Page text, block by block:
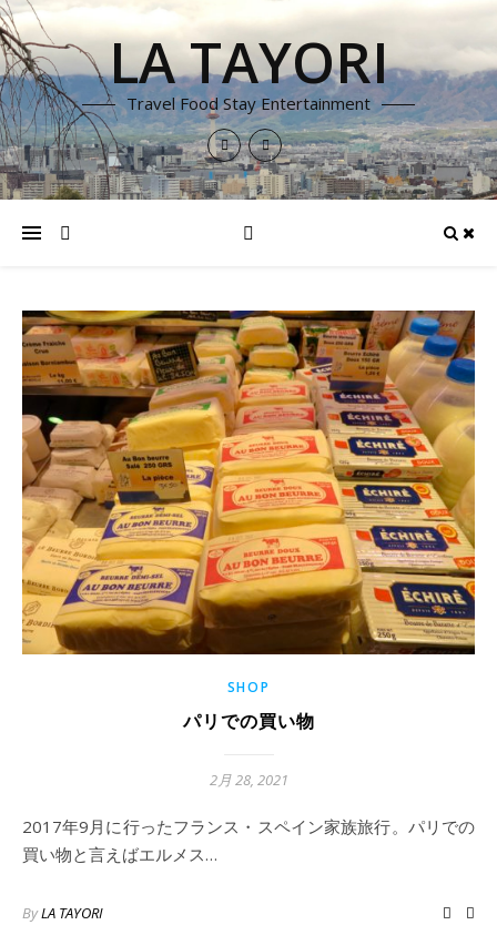
LA TAYORI
Travel Food Stay Entertainment
SHOP
パリでの買い物
2月 28, 2021
2017年9月に行ったフランス・スペイン家族旅行。パリでの
買い物と言えばエルメス…
ByLA TAYORI